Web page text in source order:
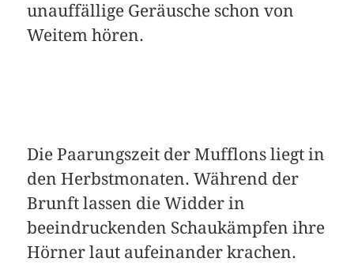
unauffällige Geräusche schon von
Weitem hören.
Die Paarungszeit der Mufflons liegt in
den Herbstmonaten. Während der
Brunft lassen die Widder in
beeindruckenden Schaukämpfen ihre
Hörner laut aufeinander krachen.